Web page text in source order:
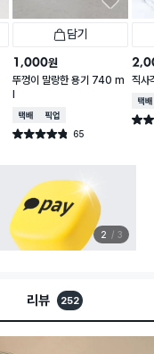
담기
1,000원
뚜껑이 말랑한 용기 740 m
l
택배배송매장픽업
별점 4.8점 65
건 작성
직사
택배
별점
3 3
리뷰 252